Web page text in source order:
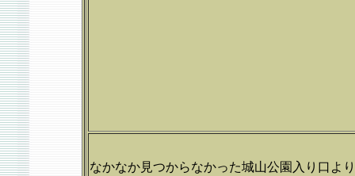
なかなか見つからなかった城山公園入り口よ